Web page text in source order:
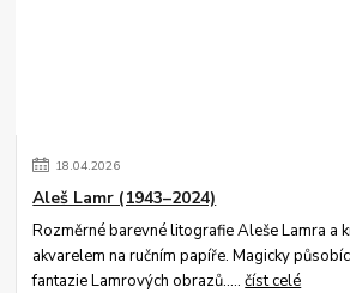
18.04.2026
Aleš Lamr (1943–2024)
Rozměrné barevné litografie Aleše Lamra a
akvarelem na ručním papíře. Magicky
fantazie Lamrových obrazů.....číst celé